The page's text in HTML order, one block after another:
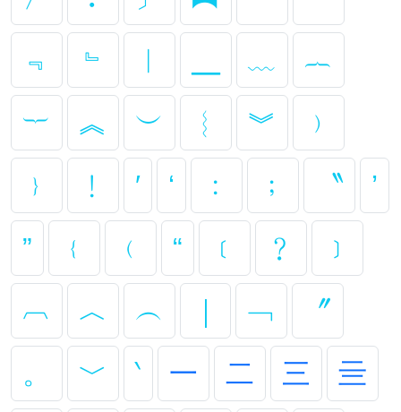
﹃
﹄ ︳ ﹏
︷
︸
︽ ︶ ︴ ︾
﹚
﹜
﹗ ′ ‘ ﹕ ﹔ 〝
’
”
﹛ ﹙ “ ﹝ ﹖
﹞
︹
︿ ︵ ﹁
〞
。
﹀ ‵ 一 二 三
亖